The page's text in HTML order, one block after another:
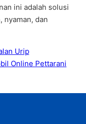
ini adalah solusi
nyaman, dan
Urip
Online Pettarani